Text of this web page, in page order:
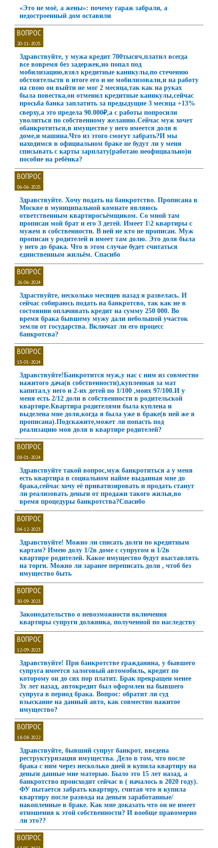
«Это не моё, а жены»: почему гараж забрали, а
недостроенный дом оставили
ВОПРОС
20-11-2025
Здравствуйте, у мужа кредит 700тысяч,платил всегда
все вовремя без задержек,но попал под
мобилизацию,взял кредитные каникулы,по стечению
обстоятельств в итоге его и не мобилизовали,и на работу
на свою он выйти не мог 2 месяца,так как на руках
была повестка,он отменил кредитные каникулы,сейчас
просьба банка заплатить за предыдущие 3 месяца +13%
сверху,а это предела 90.000₽,а с работы попросили
уволиться по собственному желанию.Сейчас муж хочет
обанкротиться,в имуществе у него имеется доля в
доме,и машина.Что из этого смогут забрать?И мы
находимся в официальном браке не будут ли у меня
списывать с карты зарплату(работаю неофициально)и
пособие на ребёнка?
ВОПРОС
06-06-2025
Здравствуйте. Хочу подать на банкротство. Прописана в
Москве в муниципальной комнате являюсь
ответственным квартиросъёмщиком. Со мной там
прописан мой брат и его 3 детей. Имеет 1\2 квартиры с
мужем в собственности. В ней не кто не прописан. Муж
прописан у родителей и имеет там долю. Это доля была
у него до брака. Что в этом случае будет считаться
единственным жильём. Спасибо
ВОПРОС
26-06-2024
Здраствуйте, несколько месяцев назад я развелась. И
сейчас собираюсь подать на банкротсво, так как не в
состоянии оплачивать кредит на сумму 250 000. Во
время брака бывшему мужу дали небольшой участок
земли от государства. Включат ли его процесс
банкротсва?
ВОПРОС
15-01-2024
Здравствуйте!Банкротится муж,у нас с ним из совместно
нажитого дача(в собственности),купленная за мат
капитал,у него и 2-их детей по 1/100 ,моих 97/100.И у
меня есть 2/12 доли в собственности в родительской
квартире.Квартира родителями была куплена и
выделена мне доля,когда я была уже в браке(в ней же я
прописана).Подскажите,может ли попасть под
реализацию моя доля в квартире родителей?
ВОПРОС
08-01-2024
Здравствуйте такой вопрос,муж банкротиться а у меня
есть квартира в социальном найме выданная мне до
брака,сейчас хочу её приватизировать и продать станут
ли реализовать деньги от продажи такого жилья,во
время процедуры банкротства?Спасибо
ВОПРОС
04-12-2023
Здравствуйте! Можно ли списать долги по кредитным
картам? Имею долу 1/2в доме с супругом и 1/2в
квартире родителей. Какое имущество будут выставлять
на торги. Можно ли заранее переписать доли , чтоб без
имущество быть
ВОПРОС
30-09-2023
Законодательство о невозможности включения
квартиры супруги должника, полученной по наследству
ВОПРОС
12-09-2023
Здравствуйте! При банкротстве гражданина, у бывшего
супруга имеется залоговый автомобиль, кредит по
которому он до сих пор платит. Брак прекращен менее
3х лет назад, автокредит был оформлен на бывшего
супруга в период брака. Вопрос: обратит ли суд
взыскание на данный авто, как совместно нажитое
имущество?
ВОПРОС
18-08-2022
Здравствуйте, бывший супруг банкрот, введена
реструктуризация имущества. Дело в том, что после
брака с ним через несколько дней я купила квартиру на
деньги данные мне матерью. Было это 15 лет назад, а
банкротство происходит сейчас в ( началось в 2020 году).
ФУ пытается забрать квартиру, считая что я купила
квартиру после развода на деньги заработанные/
накопленные в браке. Как мне доказать что он не имеет
отношения к этой собственности? И вообще правомерно
ли это??
ВОПРОС